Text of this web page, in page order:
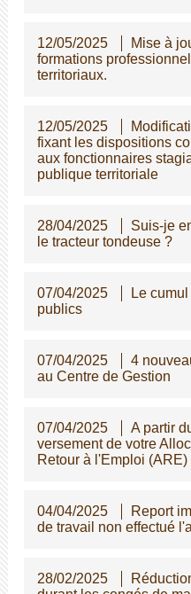
12/05/2025
Mise à
formations
territoriaux.
12/05/2025
fixant les dispositions
aux fonctionnaires
publique territoriale
28/04/2025
Suis-je
le tracteur tondeuse ?
07/04/2025
Le
publics
07/04/2025
4
au Centre de Gestion
07/04/2025
A partir
versement de votre
Retour à l'Emploi (ARE)
04/04/2025
Report
de travail non effectué
28/02/2025